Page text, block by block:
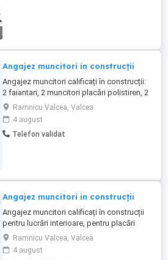
Angajez muncitori in construcții
Angajez muncitori calificați în construcții:
2 faiantari, 2 muncitori placări polistiren, 2
zidari, 1 muncitor necalificat, 2 muncitori
tencuieli mecanizate.
Ramnicu Valcea, Valcea
4 august
Telefon validat
Angajez muncitori in construcții
Angajez muncitori calificați în construcții
pentru lucrări interioare, pentru placări
polistiren, 1 faianțar și 1 muncitor
necalificat.
Ramnicu Valcea, Valcea
4 august